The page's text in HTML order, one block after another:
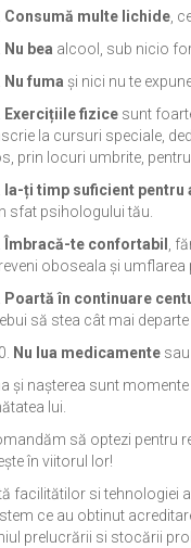
Consumă multe lichide ,
Nu bea alcool, sub nicio
Nu fuma și nici nu te
Exercițiile fizice sunt
la cursuri speciale,
prin locuri umbrite,
Ia-ți timp suficient pentru
sfat psihologului tău.
Îmbracă-te confortabil
,
oboseala și umflarea
Poartă în continuare
să stea cât mai
Nu lua medicamente
și nașterea sunt
lui.
să optezi pentru
în viitorul lor!
facilitătilor si tehnologiei
ce au obtinut
prelucrării si stocării